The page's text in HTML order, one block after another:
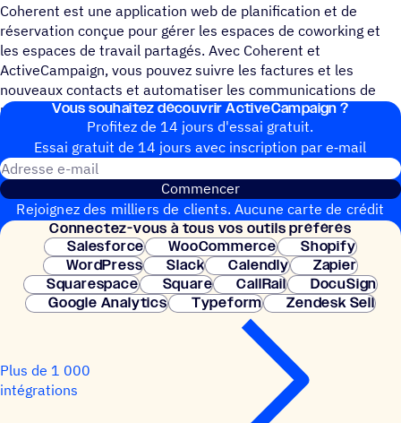
Coherent est une application web de planification et de
réservation conçue pour gérer les espaces de coworking et
les espaces de travail partagés. Avec Coherent et
ActiveCampaign, vous pouvez suivre les factures et les
nouveaux contacts et automatiser les communications de
réservation.Vous souhai­tez découvrir ActiveCampaign ?
Profitez de 14 jours d'essai gratuit.
Essai gratuit de 14 jours avec inscrip­tion par e‑mail
Commencer
Rejoignez des milliers de clients. Aucune carte de crédit
nécessaire. Configuration instantanée.
Connec­tez-vous à tous vos outils préférés
Salesforce
WooCommerce
Shopify
WordPress
Slack Calendly
Zapier
Squarespace
Square CallRail
DocuSign
Google Analytics
Typeform Zendesk Sell
Plus de 1 000
intégrations